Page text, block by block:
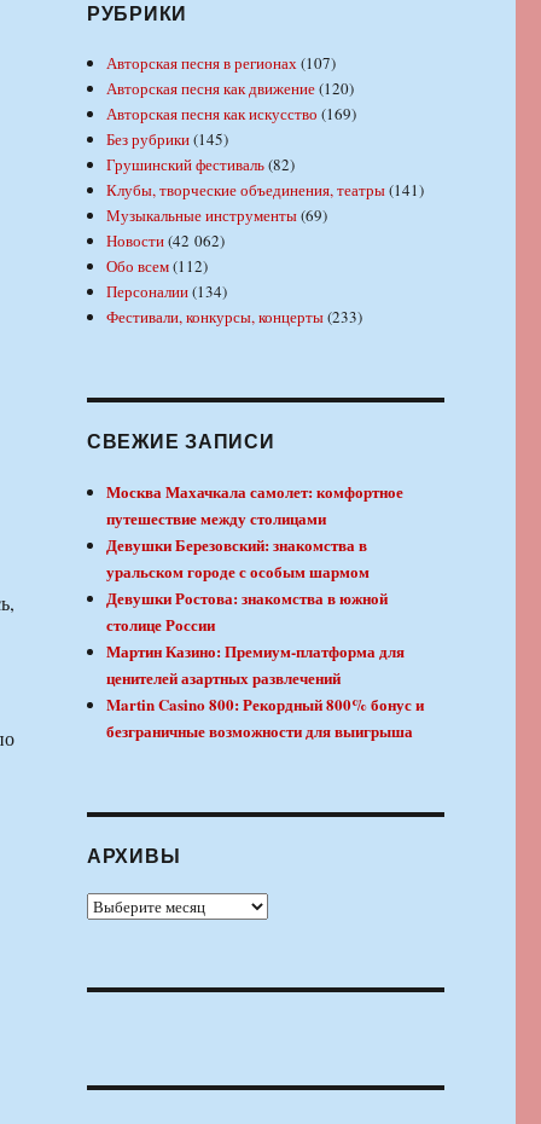
РУБРИКИ
Авторская песня в регионах(107)
Авторская песня как движение(120)
Авторская песня как искусство (169)
Без рубрики(145)
Грушинский фестиваль(82)
Клубы, творческие объединения, театры(141)
Музыкальные инструменты(69)
Новости(42 062)
Обо всем(112)
Персоналии(134)
Фестивали, конкурсы, концерты(233)
СВЕЖИЕ ЗАПИСИ
Москва Махачкала самолет: комфортное
путешествие между столицами
Девушки Березовский: знакомства в
уральском городе с особым шармом
Девушки Ростова: знакомства в южной
столице России
Мартин Казино: Премиум-платформа для
ценителей азартных развлечений
Martin Casino 800: Рекордный 800% бонус и
безграничные возможности для выигрыша
АРХИВЫ
Архивы